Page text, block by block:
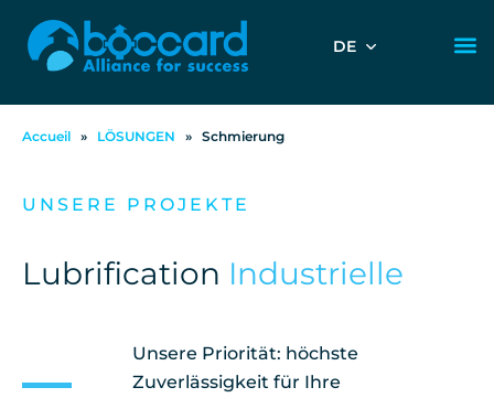
DE
Accueil » LÖSUNGEN » Schmierung
UNSERE PROJEKTE
Lubrification Industrielle
Unsere Priorität: höchste
Zuverlässigkeit für Ihre